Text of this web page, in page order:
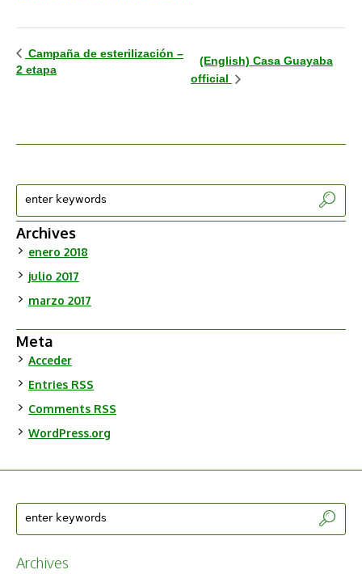
Campaña de esterilización –
2 etapa
(English) Casa Guayaba
official
Archives
enero 2018
julio 2017
marzo 2017
Meta
Acceder
Entries RSS
Comments RSS
WordPress.org
Archives